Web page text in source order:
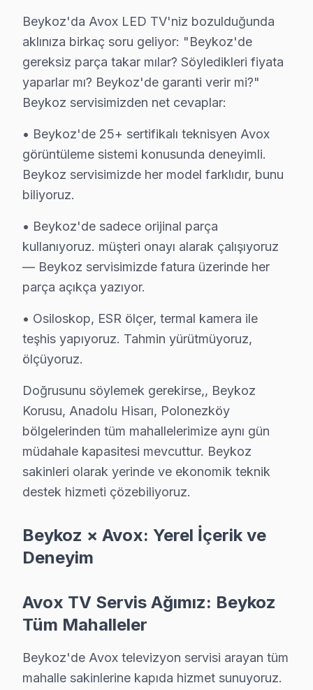
Avox Uzman Teknisyen Ekibi — Beykoz
Cenk D. — Avox Servis Uzmanı
12 yıllık Avox TV tamir deneyimi. Beykoz ve çevre ilçelere
· Avox fabrika servis sertifikası
· Orijinal ve OEM yedek parça tedarikçisi
Beykoz Servis İstatistikleri
· Beykoz'de
· Ortalama tamir süresi:2–3 iş günü
· Tüm işlemler 2 yıl garantili
Bu sayfayla ilgili hizmet sayfaları:
Beykoz Yakın İlçelerde Avox Servisi
· Ataşehir Avox
· Çekmeköy Avox
· Kadıköy Avox
· Kartal Avox
Beykoz'da Avox LED TV'niz bozulduğunda
aklınıza birkaç soru geliyor: "Beykoz'de
gereksiz parça takar mılar? Söyledikleri fiyata
yaparlar mı? Beykoz'de garanti verir mi?"
Beykoz servisimizden net cevaplar:
• Beykoz'de 25+ sertifikalı teknisyen Avox
görüntüleme sistemi konusunda deneyimli.
Beykoz servisimizde her model farklıdır, bunu
biliyoruz.
• Beykoz'de sadece orijinal parça
kullanıyoruz. müşteri onayı alarak çalışıyoruz
— Beykoz servisimizde fatura üzerinde her
parça açıkça yazıyor.
• Osiloskop, ESR ölçer, termal kamera ile
teşhis yapıyoruz. Tahmin yürütmüyoruz,
ölçüyoruz.
Doğrusunu söylemek gerekirse,, Beykoz
Korusu, Anadolu Hisarı, Polonezköy
bölgelerinden tüm mahallelerimize aynı gün
müdahale kapasitesi mevcuttur. Beykoz
sakinleri olarak yerinde ve ekonomik teknik
destek hizmeti çözebiliyoruz.
Beykoz × Avox: Yerel İçerik ve
Deneyim
Avox TV Servis Ağımız: Beykoz
Tüm Mahalleler
Beykoz'de Avox televizyon servisi arayan tüm
mahalle sakinlerine kapıda hizmet sunuyoruz.